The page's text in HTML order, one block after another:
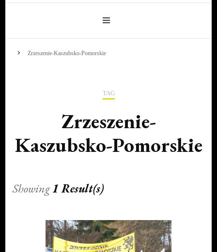
Zrzeszenie-Kaszubsko-Pomorskie
TAG
Zrzeszenie-
Kaszubsko-Pomorskie
Showing1 Result(s)